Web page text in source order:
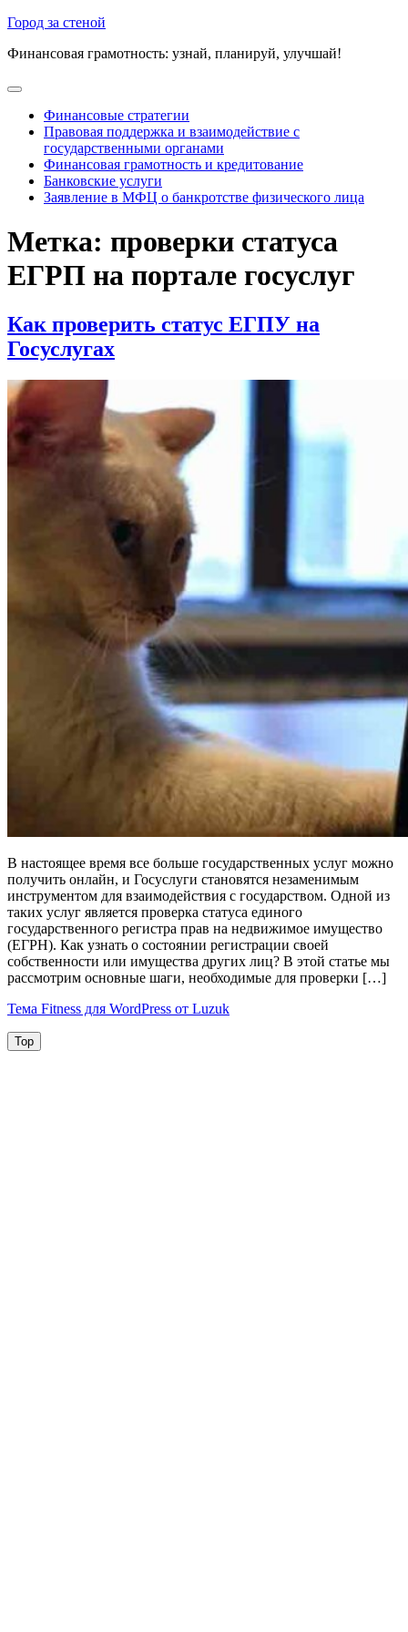
Перейти
содержимому
Город за стеной
Финансовая грамотность: узнай, планируй, улучшай!
Открыть
Финансовые стратегии
Правовая поддержка и взаимодействие с
государственными органами
Финансовая грамотность и кредитование
Банковские услуги
Заявление в МФЦ о банкротстве физического лица
меню
Метка: проверки статуса
ЕГРП на портале госуслуг
Как проверить статус ЕГПУ на
Госуслугах
проверить
статус
ЕГПУ
на
Госуслугах
В настоящее время все больше государственных услуг можно
получить онлайн, и Госуслуги становятся незаменимым
инструментом для взаимодействия с государством. Одной из
таких услуг является проверка статуса единого
государственного регистра прав на недвижимое имущество
(ЕГРН). Как узнать о состоянии регистрации своей
собственности или имущества других лиц? В этой статье мы
рассмотрим основные шаги, необходимые для проверки […]
Тема Fitness для WordPress от Luzuk
Top